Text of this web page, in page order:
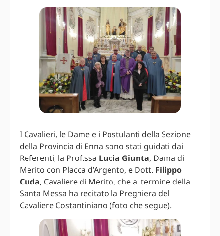
I Cavalieri, le Dame e i Postulanti della Sezione
della Provincia di Enna sono stati guidati dai
Referenti, la Prof.ssa Lucia Giunta, Dama di
Merito con Placca d’Argento, e Dott. Filippo
Cuda, Cavaliere di Merito, che al termine della
Santa Messa ha recitato la Preghiera del
Cavaliere Costantiniano (foto che segue).